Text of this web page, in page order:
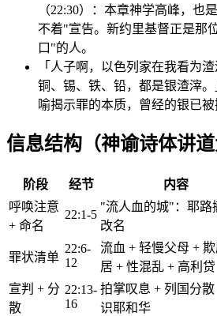
（22:30）：本章神学高峰，也
不着"宣告。新约里基督正是那
口"的人。
「人子啊，以色列家在我看为
铜、锡、铁、铅，都是银渣滓
喻揭示罪的本质，曾经的银已被
信息结构（神谕诗体讲道
阶段 经节 内容
呼唤注意
+ 命名
22:1-5
"流人血的城"：耶路
改名
罪状清单
22:6-
12
流血 + 轻慢父母 +
居 + 性混乱 + 高利贷
宣判 + 分
散
22:13-
16
拍掌叹息 + 列国分散
识耶和华